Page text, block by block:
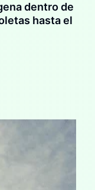
dentro de
hasta el